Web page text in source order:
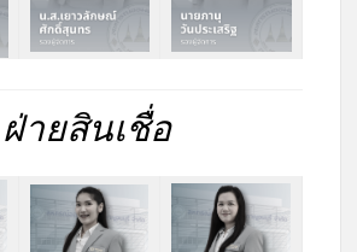
ฝ่ายสินเชื่อ